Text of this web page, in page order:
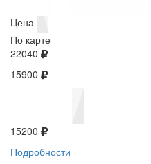
Цена
По карте
22040
15900
15200
Подробности